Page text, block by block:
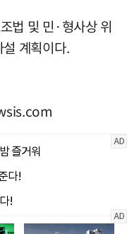
법 및 민·형사상 위
계획이다.